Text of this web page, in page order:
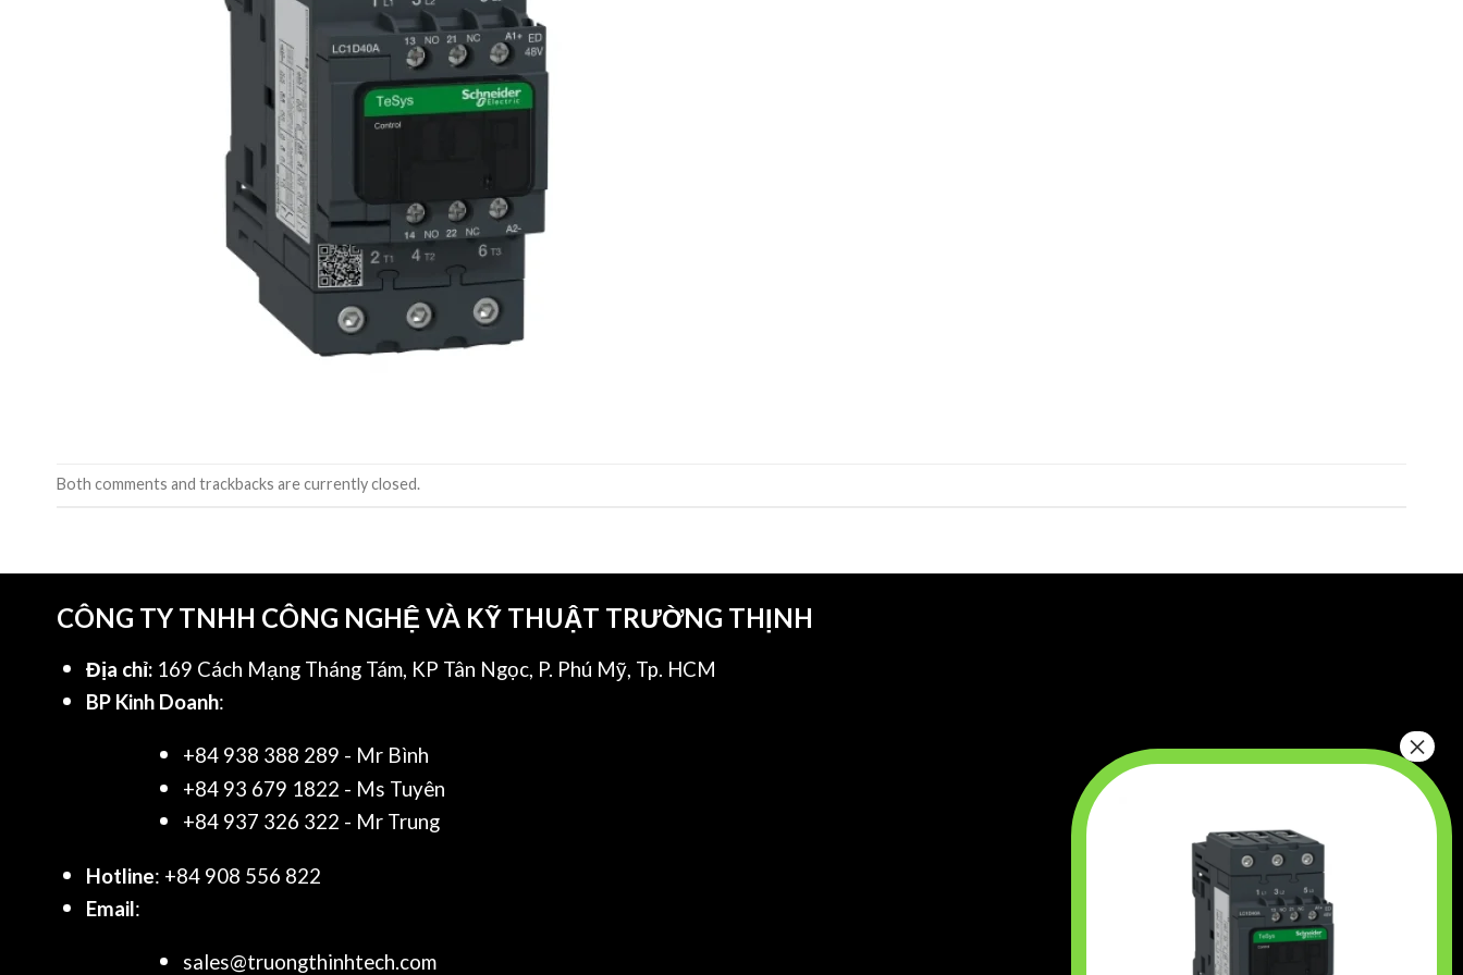
Both comments and trackbacks are currently closed.
CÔNG TY TNHH CÔNG NGHỆ VÀ KỸ THUẬT TRƯỜNG THỊNH
Địa chỉ: 169 Cách Mạng Tháng Tám, KP Tân Ngọc, P. Phú Mỹ, Tp. HCM
BP Kinh Doanh:
+84 938 388 289 - Mr Bình
+84 93 679 1822 - Ms Tuyên
+84 937 326 322 - Mr Trung
Hotline: +84 908 556 822
Email:
sales@truongthinhtech.com